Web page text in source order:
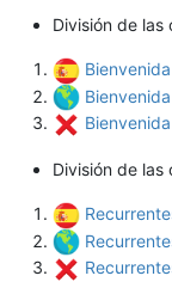
División de las
División de las